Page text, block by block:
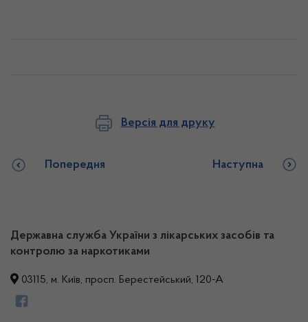
Версія для друку
Попередня Наступна
Державна служба України з лікарських засобів та
контролю за наркотиками
03115, м. Київ, просп. Берестейський, 120-А